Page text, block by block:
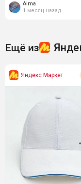
Alma
1 месяц назад
Ещё из
Яндекс Маркет